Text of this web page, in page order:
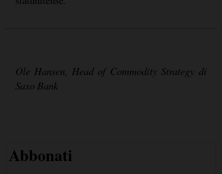
Ole Hansen, Head of Commodity Strategy di
Saxo Bank